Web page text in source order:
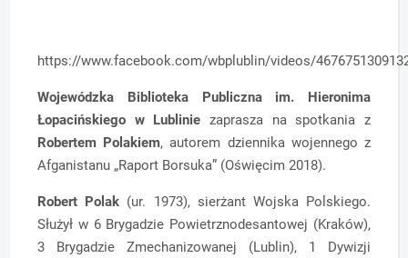
https://www.facebook.com/wbplublin/videos/
Wojewódzka Biblioteka Publiczna im. Hieronima
Łopacińskiego w Lublinie zaprasza na spotkania z
Robertem Polakiem, autorem dziennika wojennego z
Afganistanu „Raport Borsuka” (Oświęcim 2018).
Robert Polak (ur. 1973), sierżant Wojska Polskiego.
Służył w 6 Brygadzie Powietrznodesantowej (Kraków),
3 Brygadzie Zmechanizowanej (Lublin), 1 Dywizji